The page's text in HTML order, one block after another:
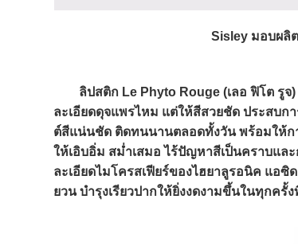
Sisley มอบผลิ
ลิปสติก Le Phyto Rouge (เลอ ฟิโต รูจ)
ละเอียดดุจแพรไหม แต่ให้สีสวยชัด ประสบ
ต์สีแน่นชัด ติดทนนานตลอดทั้งวัน พร้อมให้ก
ให้เอิบอิ่ม สม่ำเสมอ ไร้ปัญหาสีเป็นคราบแล
ละเอียดไมโครสเฟียร์ของไฮยาลูรอนิค แอซิ
ยวน บำรุงเรียวปากให้ยิ่งงดงามขึ้นในทุกครั้ง